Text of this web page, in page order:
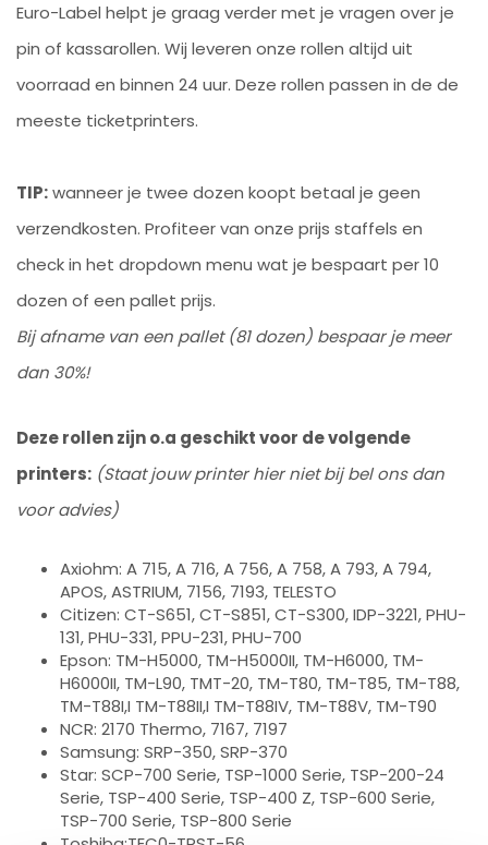
Euro-Label helpt je graag verder met je vragen over je
pin of kassarollen. Wij leveren onze rollen altijd uit
voorraad en binnen 24 uur. Deze rollen passen in de de
meeste ticketprinters.
TIP:wanneer je twee dozen koopt betaal je geen
verzendkosten. Profiteer van onze prijs staffels en
check in het dropdown menu wat je bespaart per 10
dozen of een pallet prijs.
Bij afname van een pallet (81 dozen) bespaar je meer
dan 30%!
Deze rollen zijn o.a geschikt voor de volgende
printers: (Staat jouw printer hier niet bij bel ons dan
voor advies)
Axiohm: A 715, A 716, A 756, A 758, A 793, A 794,
APOS, ASTRIUM, 7156, 7193, TELESTO
Citizen: CT-S651, CT-S851, CT-S300, IDP-3221, PHU-
131, PHU-331, PPU-231, PHU-700
Epson: TM-H5000, TM-H5000II, TM-H6000, TM-
H6000II, TM-L90, TMT-20, TM-T80, TM-T85, TM-T88,
TM-T88I,I TM-T88II,I TM-T88IV, TM-T88V, TM-T90
NCR: 2170 Thermo, 7167, 7197
Samsung: SRP-350, SRP-370
Star: SCP-700 Serie, TSP-1000 Serie, TSP-200-24
Serie, TSP-400 Serie, TSP-400 Z, TSP-600 Serie,
TSP-700 Serie, TSP-800 Serie